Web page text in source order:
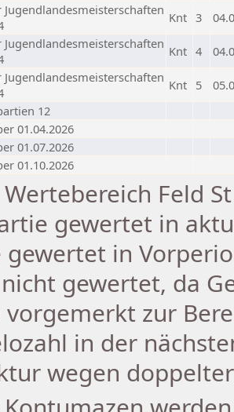
Jugendlandesmeisterschaften Knt 3
Jugendlandesmeisterschaften Knt 4
Jugendlandesmeisterschaften Knt 5
12
01.04.2026
01.07.2026
01.10.2026
Wertebereich Feld
gewertet in
gewertet in
gewertet, da
vorgemerkt zur
in der
wegen